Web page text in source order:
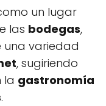
un lugar
las bodegas,
una variedad
, sugiriendo
la gastronomía
.